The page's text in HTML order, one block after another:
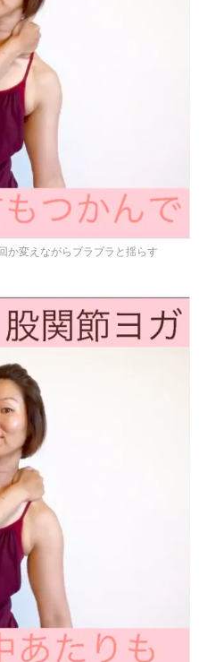
か変えながらブラブラと揺らす